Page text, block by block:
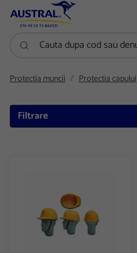
Cauta dupa cod sau denumire
Protectia muncii Protectia capului
Filtrare